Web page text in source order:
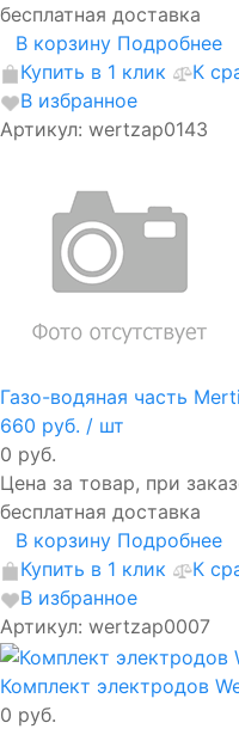
бесплатная доставка
В корзину Подробнее
Купить в 1 клик
К
В избранное
Артикул: wertzap0143
Газо-водяная часть
660 руб. / шт
0 руб.
Цена за товар, при
бесплатная доставка
В корзину Подробнее
Купить в 1 клик
К
В избранное
Артикул: wertzap0007
Комплект электродов
0 руб.